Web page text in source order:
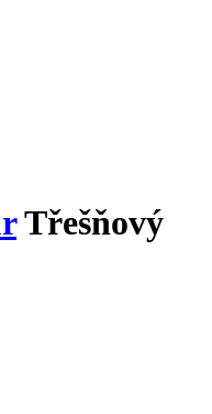
Třešňový